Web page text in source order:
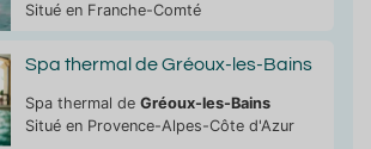
Situé en Franche-Comté
Spa thermal de Gréoux-les-Bains
Spa thermal de Gréoux-les-Bains
Situé en Provence-Alpes-Côte d'Azur